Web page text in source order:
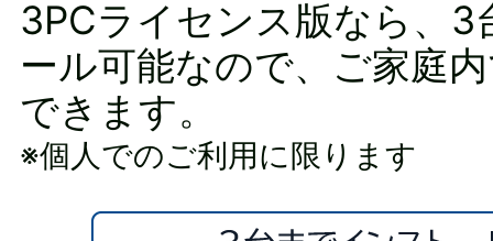
3PCライセンス版なら、3
ール可能なので、ご家庭
できます。
※個人でのご利用に限ります